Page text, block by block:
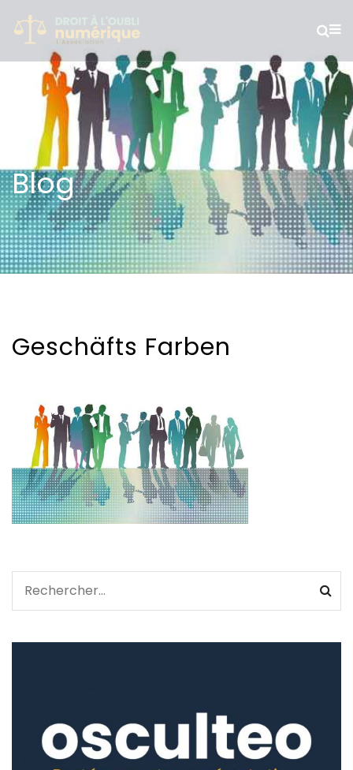
Blog
Geschäfts Farben